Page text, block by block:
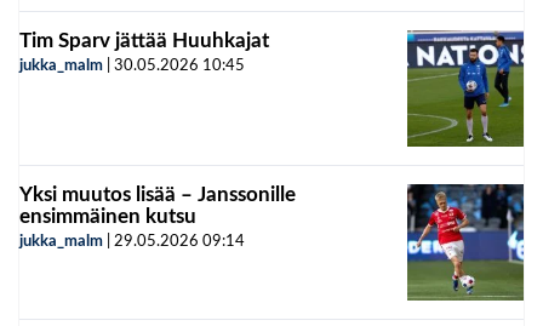
Tim Sparv jättää Huuhkajat
jukka_malm 30.05.2026 10:45
Yksi muutos lisää – Janssonille
ensimmäinen kutsu
jukka_malm 29.05.2026 09:14